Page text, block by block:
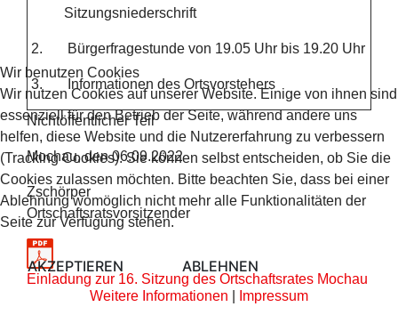
Sitzungsniederschrift
2. Bürgerfragestunde von 19.05 Uhr bis 19.20 Uhr
3. Informationen des Ortsvorstehers
Nichtöffentlicher Teil
Mochau, den 06.09.2022
Zschörper
Ortschaftsratsvorsitzender
Einladung zur 16. Sitzung des Ortschaftsrates Mochau
Wir benutzen Cookies
Wir nutzen Cookies auf unserer Website. Einige von ihnen sind
essenziell für den Betrieb der Seite, während andere uns
helfen, diese Website und die Nutzererfahrung zu verbessern
(Tracking Cookies). Sie können selbst entscheiden, ob Sie die
Cookies zulassen möchten. Bitte beachten Sie, dass bei einer
Ablehnung womöglich nicht mehr alle Funktionalitäten der
Seite zur Verfügung stehen.
AKZEPTIEREN ABLEHNEN
Weitere Informationen Impressum